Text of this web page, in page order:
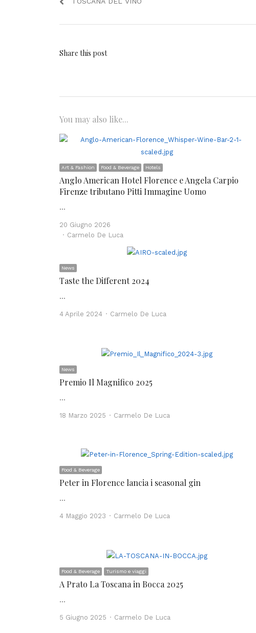
Share this post
You may also like...
Art & Fashion Food & Beverage Hotels
Anglo American Hotel Florence e Angela Carpio
Firenze tributano Pitti Immagine Uomo
…
20 Giugno 2026
Author
Carmelo De Luca
News
Taste the Different 2024
…
4 Aprile 2024 Author
Carmelo De Luca
News
Premio Il Magnifico 2025
…
18 Marzo 2025 Author
Carmelo De Luca
Food & Beverage
Peter in Florence lancia i seasonal gin
…
4 Maggio 2023 Author
Carmelo De Luca
Food & Beverage Turismo e viaggi
A Prato La Toscana in Bocca 2025
…
5 Giugno 2025 Author
Carmelo De Luca